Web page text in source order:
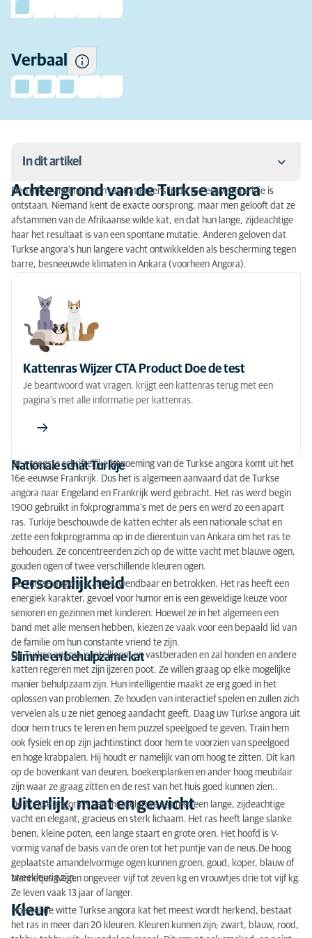
Verbaal
In dit artikel
Achtergrond van de Turkse angora
Persoonlijkheid
Uiterlijk, maat en gewicht
Vachtverzorging Turkse angora
Speciaal voor het ras
Erfelijke ziekten
Voeding
Achtergrond van de Turkse angora
De Turkse angora is een ras dat ergens in de 15e eeuw in Turkije is
ontstaan. Niemand kent de exacte oorsprong, maar men gelooft dat ze
afstammen van de Afrikaanse wilde kat, en dat hun lange, zijdeachtige
haar het resultaat is van een spontane mutatie. Anderen geloven dat
Turkse angora's hun langere vacht ontwikkelden als bescherming tegen
barre, besneeuwde klimaten in Ankara (voorheen Angora).
Kattenras Wijzer CTA Product Doe de test
Je beantwoord wat vragen, krijgt een kattenras terug met een
pagina's met alle informatie per kattenras.
Nationale schat Turkije
De vroegste schriftelijke benoeming van de Turkse angora komt uit het
16e-eeuwse Frankrijk. Dus het is algemeen aanvaard dat de Turkse
angora naar Engeland en Frankrijk werd gebracht. Het ras werd begin
1900 gebruikt in fokprogramma’s met de pers en werd zo een apart
ras. Turkije beschouwde de katten echter als een nationale schat en
zette een fokprogramma op in de dierentuin van Ankara om het ras te
behouden. Ze concentreerden zich op de witte vacht met blauwe ogen,
gouden ogen of twee verschillende kleuren ogen.
Persoonlijkheid
De Turkse angora is actief, wendbaar en betrokken. Het ras heeft een
energiek karakter, gevoel voor humor en is een geweldige keuze voor
senioren en gezinnen met kinderen. Hoewel ze in het algemeen een
band met alle mensen hebben, kiezen ze vaak voor een bepaald lid van
de familie om hun constante vriend te zijn.
Slimme en behulpzame kat
De Turkse angora is intelligent en vastberaden en zal honden en andere
katten regeren met zijn ijzeren poot. Ze willen graag op elke mogelijke
manier behulpzaam zijn. Hun intelligentie maakt ze erg goed in het
oplossen van problemen. Ze houden van interactief spelen en zullen zich
vervelen als u ze niet genoeg aandacht geeft. Daag uw Turkse angora uit
door hem trucs te leren en hem puzzel speelgoed te geven. Train hem
ook fysiek en op zijn jachtinstinct door hem te voorzien van speelgoed
en hoge krabpalen. Hij houdt er namelijk van om hoog te zitten. Dit kan
op de bovenkant van deuren, boekenplanken en ander hoog meubilair
zijn waar ze graag zitten en de rest van het huis goed kunnen zien..
Uiterlijk, maat en gewicht
De Turkse angora is een middelgrote kat met een lange, zijdeachtige
vacht en elegant, gracieus en sterk lichaam. Het ras heeft lange slanke
benen, kleine poten, een lange staart en grote oren. Het hoofd is V-
vormig vanaf de basis van de oren tot het puntje van de neus.De hoog
geplaatste amandelvormige ogen kunnen groen, goud, koper, blauw of
tweekleurig zijn.
Mannetjes wegen ongeveer vijf tot zeven kg en vrouwtjes drie tot vijf kg.
Ze leven vaak 13 jaar of langer.
Kleur
Hoewel de witte Turkse angora kat het meest wordt herkend, bestaat
het ras in meer dan 20 kleuren. Kleuren kunnen zijn; zwart, blauw, rood,